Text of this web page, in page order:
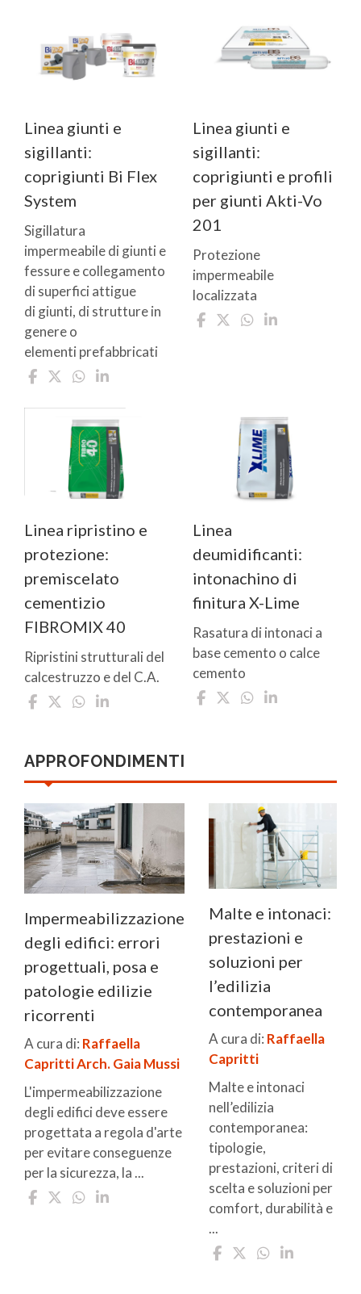
Linea giunti e
sigillanti:
coprigiunti Bi Flex
System
Sigillatura
impermeabile di giunti e
fessure e collegamento
di superfici attigue
di giunti, di strutture in
genere o
elementi prefabbricati
Linea giunti e
sigillanti:
coprigiunti e profili
per giunti Akti-Vo
201
Protezione
impermeabile
localizzata
Linea ripristino e
protezione:
premiscelato
cementizio
FIBROMIX 40
Ripristini strutturali del
calcestruzzo e del C.A.
Linea
deumidificanti:
intonachino di
finitura X-Lime
Rasatura di intonaci a
base cemento o calce
cemento
APPROFONDIMENTI
Impermeabilizzazione
degli edifici: errori
progettuali, posa e
patologie edilizie
ricorrenti
A cura di: Raffaella
CaprittiArch. Gaia Mussi
L'impermeabilizzazione
degli edifici deve essere
progettata a regola d'arte
per evitare conseguenze
per la sicurezza, la ...
Malte e intonaci:
prestazioni e
soluzioni per
l’edilizia
contemporanea
A cura di: Raffaella
Capritti
Malte e intonaci
nell’edilizia
contemporanea:
tipologie,
prestazioni, criteri di
scelta e soluzioni per
comfort, durabilità e
...